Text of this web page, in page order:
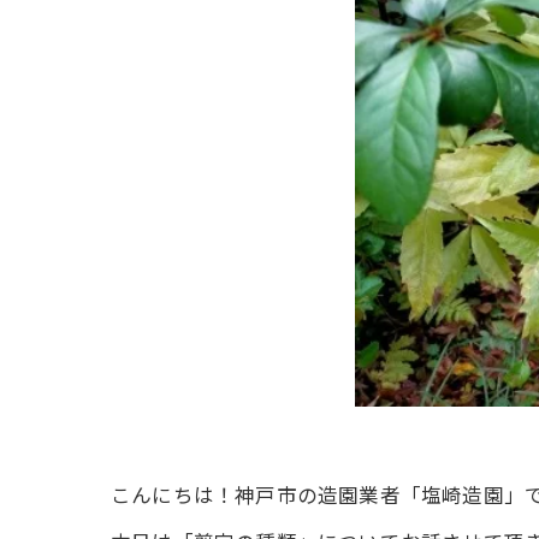
こんにちは！神戸市の造園業者「塩崎造園」